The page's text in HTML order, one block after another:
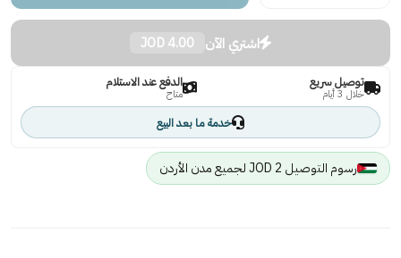
اشتري الآن 4.00 JOD
توصيل سريع
خلال 3 أيام
الدفع عند الاستلام
متاح
خدمة ما بعد البيع
رسوم التوصيل 2 JOD لجميع مدن الأردن